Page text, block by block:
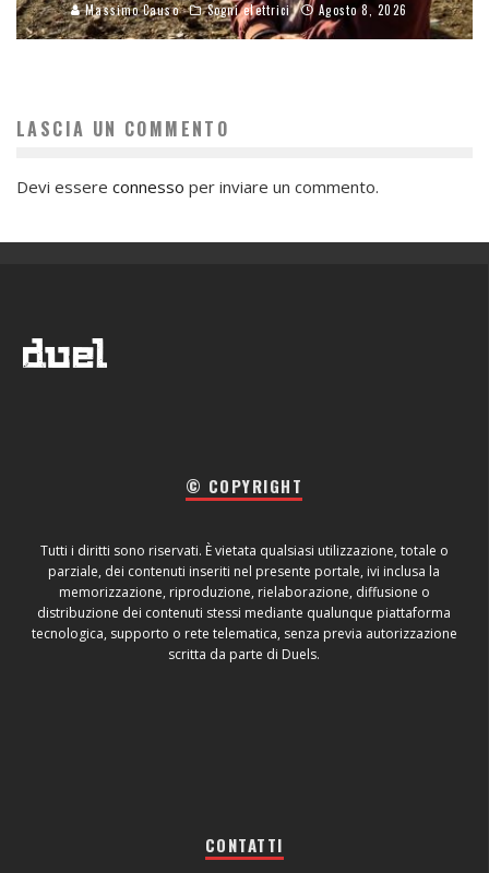
Massimo Causo Sogni elettrici Agosto 8, 2026
LASCIA UN COMMENTO
Devi essere connesso per inviare un commento.
© COPYRIGHT
Tutti i diritti sono riservati. È vietata qualsiasi utilizzazione, totale o
parziale, dei contenuti inseriti nel presente portale, ivi inclusa la
memorizzazione, riproduzione, rielaborazione, diffusione o
distribuzione dei contenuti stessi mediante qualunque piattaforma
tecnologica, supporto o rete telematica, senza previa autorizzazione
scritta da parte di Duels.
CONTATTI